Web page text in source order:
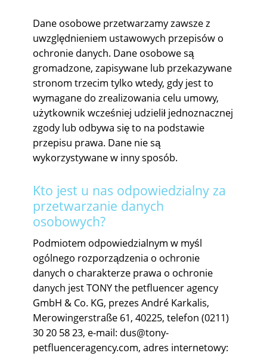
Dane osobowe przetwarzamy zawsze z
uwzględnieniem ustawowych przepisów o
ochronie danych. Dane osobowe są
gromadzone, zapisywane lub przekazywane
stronom trzecim tylko wtedy, gdy jest to
wymagane do zrealizowania celu umowy,
użytkownik wcześniej udzielił jednoznacznej
zgody lub odbywa się to na podstawie
przepisu prawa. Dane nie są
wykorzystywane w inny sposób.
Kto jest u nas odpowiedzialny za
przetwarzanie danych
osobowych?
Podmiotem odpowiedzialnym w myśl
ogólnego rozporządzenia o ochronie
danych o charakterze prawa o ochronie
danych jest TONY the petfluencer agency
GmbH & Co. KG, prezes André Karkalis,
Merowingerstraße 61, 40225, telefon (0211)
30 20 58 23, e-mail: dus@tony-
petfluenceragency.com, adres internetowy: